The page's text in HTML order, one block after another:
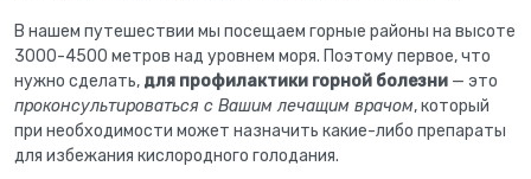
В нашем путешествии мы посещаем горные районы на высоте
3000-4500 метров над уровнем моря. Поэтому первое, что
нужно сделать, для профилактики горной болезни — это
проконсультироваться с Вашим лечащим врачом, который
при необходимости может назначить какие-либо препараты
для избежания кислородного голодания.